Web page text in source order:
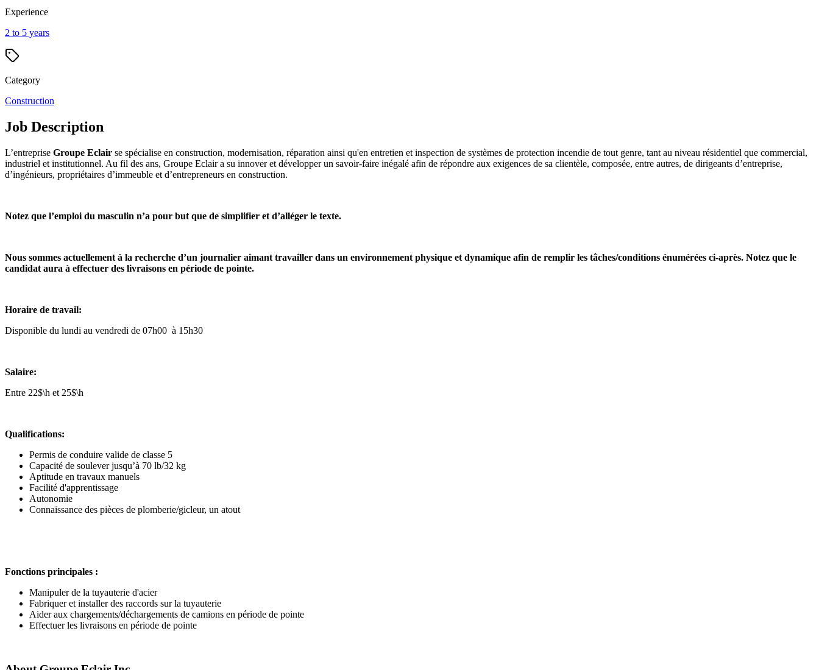
Experience
2 to 5 years
Category
Construction
Job Description
L’entreprise Groupe Eclair se spécialise en construction, modernisation, réparation ainsi qu'en entretien et inspection de systèmes de protection incendie de tout genre, tant au niveau résidentiel que commercial,
industriel et institutionnel. Au fil des ans, Groupe Eclair a su innover et développer un savoir-faire inégalé afin de répondre aux exigences de sa clientèle, composée, entre autres, de dirigeants d’entreprise,
d’ingénieurs, propriétaires d’immeuble et d’entrepreneurs en construction.
Notez que l’emploi du masculin n’a pour but que de simplifier et d’alléger le texte.
Nous sommes actuellement à la recherche d’un journalier aimant travailler dans un environnement physique et dynamique afin de remplir les tâches/conditions énumérées ci-après. Notez que le
candidat aura à effectuer des livraisons en période de pointe.
Horaire de travail:
Disponible du lundi au vendredi de 07h00 à 15h30
Salaire:
Entre 22$\h et 25$\h
Qualifications:
Permis de conduire valide de classe 5
Capacité de soulever jusqu’à 70 lb/32 kg
Aptitude en travaux manuels
Facilité d'apprentissage
Autonomie
Connaissance des pièces de plomberie/gicleur, un atout
Fonctions principales :
Manipuler de la tuyauterie d'acier
Fabriquer et installer des raccords sur la tuyauterie
Aider aux chargements/déchargements de camions en période de pointe
Effectuer les livraisons en période de pointe